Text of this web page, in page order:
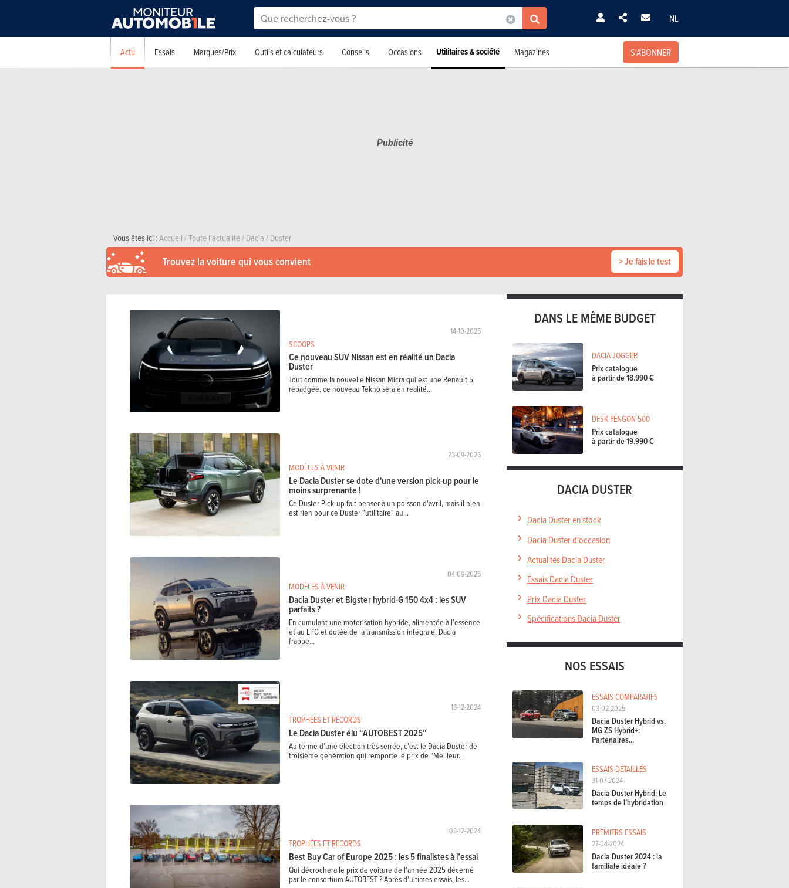
NL
Actu Essais Marques/Prix Outils et calculateurs Conseils Occasions Utilitaires & société Magazines S'ABONNER
Vous êtes ici :Accueil/Toute l'actualité/Dacia/Duster
Trouvez la voiture qui vous convient > Je fais le test
14-10-2025
SCOOPS
Ce nouveau SUV Nissan est en réalité un Dacia
Duster
Tout comme la nouvelle Nissan Micra qui est une Renault 5
rebadgée, ce nouveau Tekno sera en réalité...
23-09-2025
MODÈLES À VENIR
Le Dacia Duster se dote d'une version pick-up pour le
moins surprenante !
Ce Duster Pick-up fait penser à un poisson d'avril, mais il n'en
est rien pour ce Duster "utilitaire" au...
04-09-2025
MODÈLES À VENIR
Dacia Duster et Bigster hybrid-G 150 4x4 : les SUV
parfaits ?
En cumulant une motorisation hybride, alimentée à l’essence
et au LPG et dotée de la transmission intégrale, Dacia
frappe...
18-12-2024
TROPHÉES ET RECORDS
Le Dacia Duster élu “AUTOBEST 2025”
Au terme d’une élection très serrée, c’est le Dacia Duster de
troisième génération qui remporte le prix de “Meilleur...
03-12-2024
TROPHÉES ET RECORDS
Best Buy Car of Europe 2025 : les 5 finalistes à l’essai
Qui décrochera le prix de voiture de l'année 2025 décerné
par le consortium AUTOBEST ? Après d'ultimes essais, les...
DANS LE MÊME BUDGET
DACIA JOGGER
Prix catalogue
à partir de 18.990 €
DFSK FENGON 500
Prix catalogue
à partir de 19.990 €
DACIA DUSTER
Dacia Duster en stock
Dacia Duster d'occasion
Actualités Dacia Duster
Essais Dacia Duster
Prix Dacia Duster
Spécifications Dacia Duster
NOS ESSAIS
ESSAIS COMPARATIFS
03-02-2025
Dacia Duster Hybrid vs.
MG ZS Hybrid+:
Partenaires...
ESSAIS DÉTAILLÉS
31-07-2024
Dacia Duster Hybrid: Le
temps de l’hybridation
PREMIERS ESSAIS
27-04-2024
Dacia Duster 2024 : la
familiale idéale ?